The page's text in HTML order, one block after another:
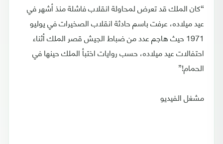
“كان الملك قد تعرض لمحاولة انقلاب فاشلة منذ أشهر في
عيد ميلاده، عرفت باسم حادثة انقلاب الصخيرات في يوليو
1971 حيث هاجم عدد من ضباط الجيش قصر الملك أثناء
احتفالات عيد ميلاده، حسب روايات اختبأ الملك حينها في
الحمام!”
مشغل الفيديو